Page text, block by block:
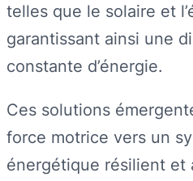
telles que le solaire et
garantissant ainsi une
constante d’énergie.
Ces solutions
force motrice vers un
énergétique résilient et